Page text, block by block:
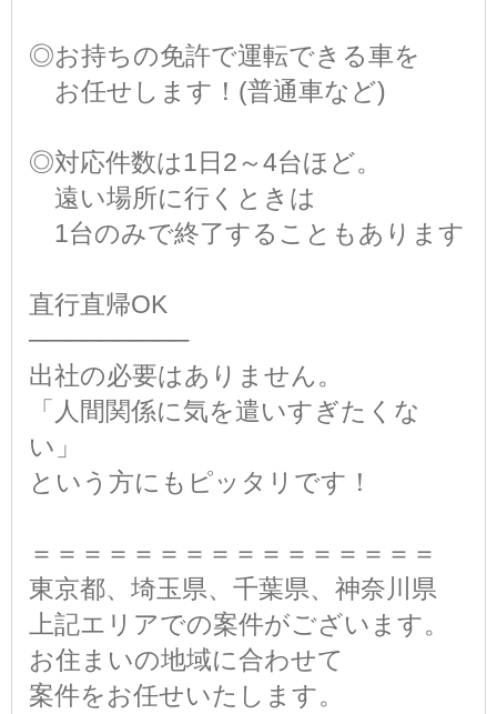
◎お持ちの免許で運転できる車を
お任せします！(普通車など)
◎対応件数は1日2～4台ほど。
遠い場所に行くときは
1台のみで終了することもあります
直行直帰OK
─────────
出社の必要はありません。
「人間関係に気を遣いすぎたくな
い」
という方にもピッタリです！
＝＝＝＝＝＝＝＝＝＝＝＝＝＝＝＝
東京都、埼玉県、千葉県、神奈川県
上記エリアでの案件がございます。
お住まいの地域に合わせて
案件をお任せいたします。